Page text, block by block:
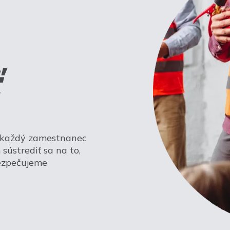
zamestnanec
sa na to,